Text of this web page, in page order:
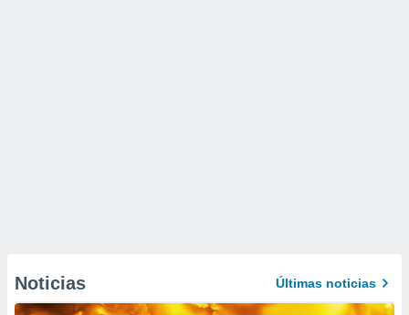
Noticias Últimas noticias